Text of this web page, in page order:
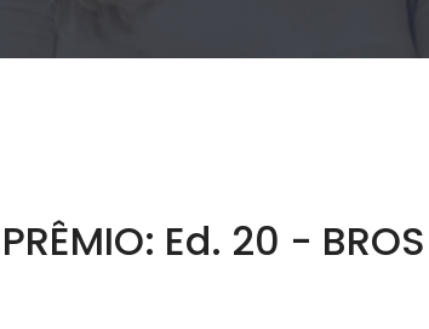
Ed. 20 - BROS